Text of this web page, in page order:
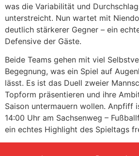
was die Variabilität und
unterstreicht. Nun wartet mit
deutlich stärkerer Gegner – ein
Defensive der Gäste.
Beide Teams gehen mit viel
Begegnung, was ein Spiel auf
lässt. Es ist das Duell zweier
Topform präsentieren und ihre
Saison untermauern wollen. Anpfiff
14:00 Uhr am Sachsenweg –
ein echtes Highlight des Spieltags